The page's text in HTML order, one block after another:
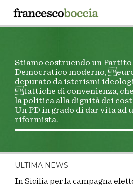
Stiamo costruendo un Partito
Democratico moderno,
depurato da isterismi
tattiche di convenienza,
la politica alla dignità dei
Un PD in grado di dar vita ad
riformista.
ULTIMA NEWS
In Sicilia per la campagna